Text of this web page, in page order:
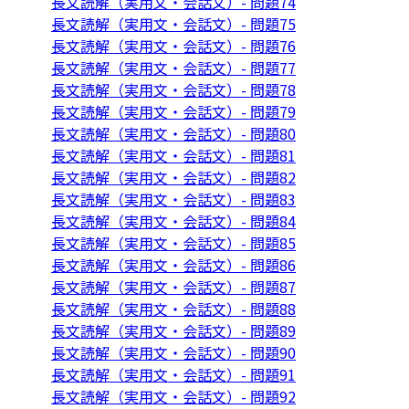
長文読解（実用文・会話文）- 問題75
長文読解（実用文・会話文）- 問題76
長文読解（実用文・会話文）- 問題77
長文読解（実用文・会話文）- 問題78
長文読解（実用文・会話文）- 問題79
長文読解（実用文・会話文）- 問題80
長文読解（実用文・会話文）- 問題81
長文読解（実用文・会話文）- 問題82
長文読解（実用文・会話文）- 問題83
長文読解（実用文・会話文）- 問題84
長文読解（実用文・会話文）- 問題85
長文読解（実用文・会話文）- 問題86
長文読解（実用文・会話文）- 問題87
長文読解（実用文・会話文）- 問題88
長文読解（実用文・会話文）- 問題89
長文読解（実用文・会話文）- 問題90
長文読解（実用文・会話文）- 問題91
長文読解（実用文・会話文）- 問題92